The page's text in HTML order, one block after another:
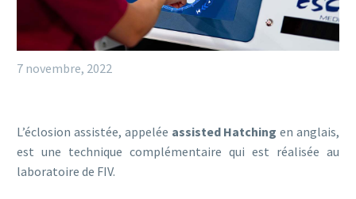
7 novembre, 2022
L’éclosion assistée, appelée assisted Hatching en anglais,
est une technique complémentaire qui est réalisée au
laboratoire de FIV.